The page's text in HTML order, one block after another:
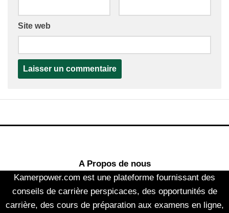
Site web
A Propos de nous
Kamerpower.com est une plateforme fournissant des
conseils de carrière perspicaces, des opportunités de
carrière, des cours de préparation aux examens en ligne,